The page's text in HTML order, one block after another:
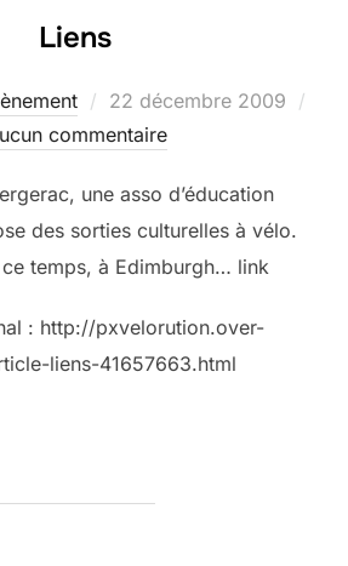
Liens
Publié
le
22 décembre 2009
commentaire
une asso d’éducation
des sorties culturelles à vélo.
temps, à Edimburgh… link
: http://pxvelorution.over-
liens-41657663.html